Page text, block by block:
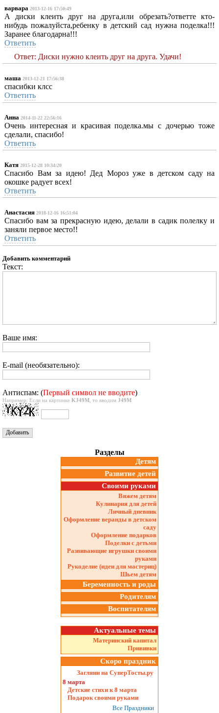
варвара 2013-12-16 17:50:49
А диски клеить друг на друга,или обрезать?ответте кто-
нибудь пожалуйста,ребенку в детский сад нужна поделка!!!
Заранее благодарна!!!
Ответить
Ответ: Диски нужно клеить друг на друга. Удачи!
маша 2013-12-21 17:56:38
спасибки клсс
Ответить
Анна 2014-11-22 22:56:16
Очень интересная и красивая поделка.мы с дочерью тоже
сделали, спасибо!
Ответить
Катя 2015-12-28 10:34:20
Спасибо Вам за идею! Дед Мороз уже в детском саду на
окошке радует всех!
Ответить
Анастасия 2018-12-16 16:51:04
Спасибо вам за прекрасную идею, делали в садик полелку и
заняли первое место!!
Ответить
Добавить комментарий
Текст:
Ваше имя:
E-mail (необязательно):
Антиспам: (Первый символ не вводите)
Например: Если на картинке KJ49M , то вводим J49M
Разделы
Детям
Развитие детей
Своими руками
Вяжем детям
Кулинария для детей
Личный дневник
Оформление веранды в детском
саду
Оформление подарков
Поделки с детьми
Развивающие игрушки своими
руками
Рукоделие (идеи для мастериц)
Шьем детям
Беременность и роды
Родителям
Воспитателям
Актуальные темы
Материнский капитал
Прививки
Скоро праздник
Загляни на СуперТосты.ру
8 марта
Детские стихи к 8 марта
Подарок своими руками
Все Праздники